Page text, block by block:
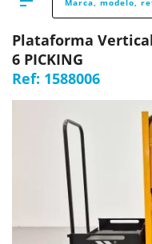
Plataforma Vertical
6 PICKING
Ref: 1588006